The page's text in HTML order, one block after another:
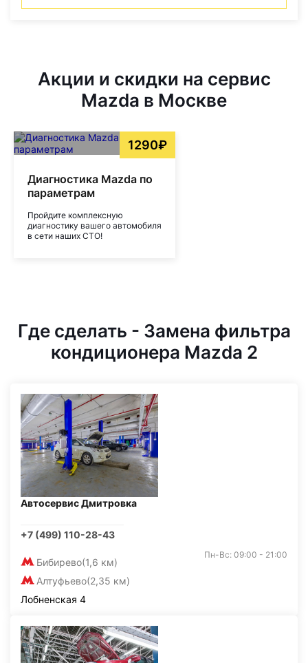
Акции и скидки на сервис
Mazda в Москве
1290₽
Диагностика Mazda по
параметрам
Пройдите комплексную
диагностику вашего автомобиля
в сети наших СТО!
Где сделать - Замена фильтра
кондиционера Mazda 2
Автосервис Дмитровка
+7 (499) 110-28-43
Бибирево(1,6 км)
Алтуфьево(2,35 км)
Пн-Вс: 09:00 - 21:00
Лобненская 4